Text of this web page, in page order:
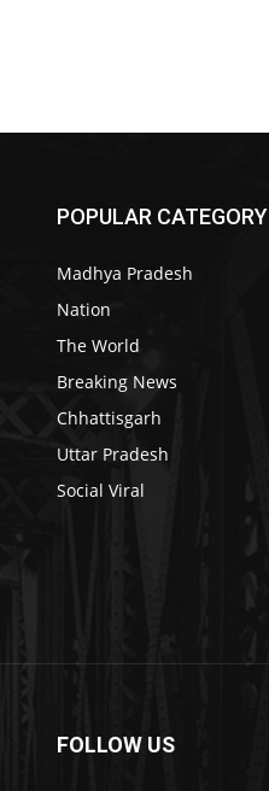
POPULAR CATEGORY
Madhya Pradesh
Nation
The World
Breaking News
Chhattisgarh
Uttar Pradesh
Social Viral
FOLLOW US